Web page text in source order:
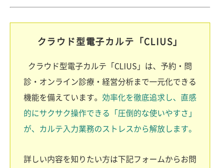
クラウド型電子カルテ「CLIUS」
クラウド型電子カルテ「CLIUS」は、予約・問
診・オンライン診療・経営分析まで一元化できる
機能を備えています。 効率化を徹底追求し、直感
的にサクサク操作できる「圧倒的な使いやすさ」
が、カルテ入力業務のストレスから解放します。
詳しい内容を知りたい方は下記フォームからお問